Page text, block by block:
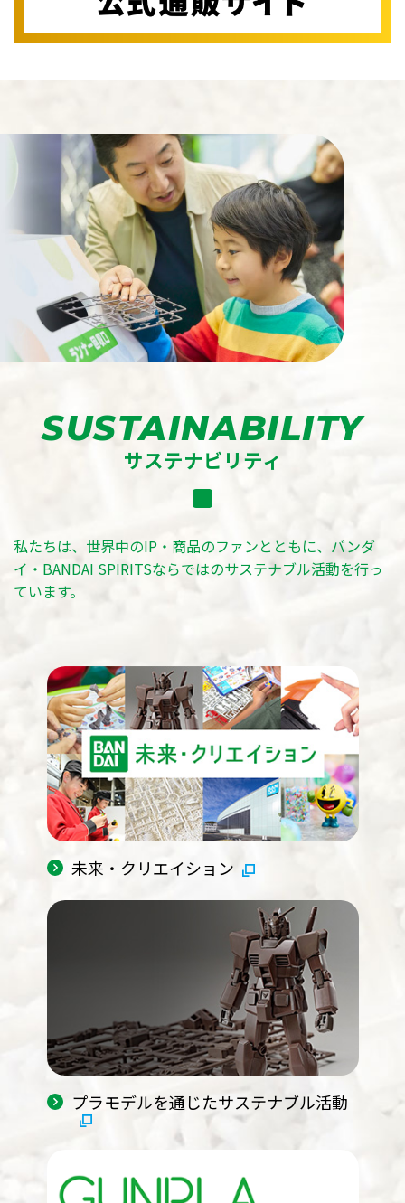
SUSTAINABILITY
サステナビリティ
私たちは、世界中のIP・商品のファンとともに、 バンダ
イ・BANDAI SPIRITSならではのサステナブル活動を行っ
ています。
未来・クリエイション
プラモデルを通じたサステナブル活動